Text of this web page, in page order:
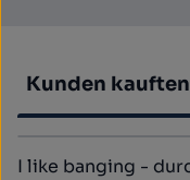
Kunden